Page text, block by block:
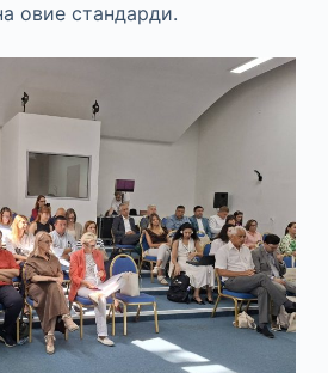
овие стандарди.